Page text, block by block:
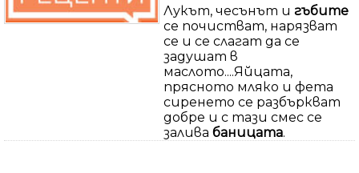
Лукът, чесънът и гъбите
се почистват, нарязват
се и се слагат да се
задушат в
маслото....Яйцата,
прясното мляко и фета
сиренето се разбъркват
добре и с тази смес се
залива баницата.